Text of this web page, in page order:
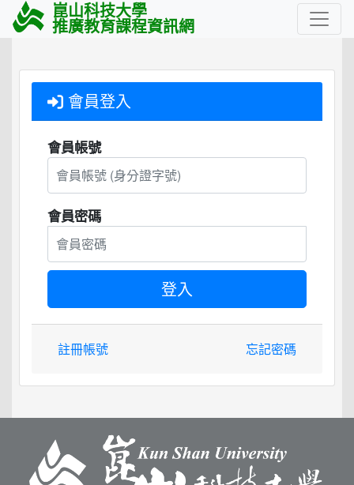
崑山科技大學
推廣教育課程資訊網
會員登入
會員帳號
會員密碼
註冊帳號 忘記密碼